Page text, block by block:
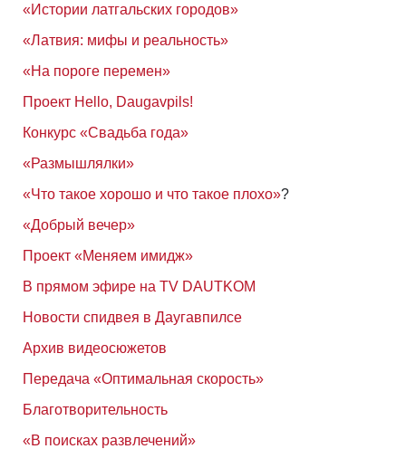
«Истории латгальских городов»
«Латвия: мифы и реальность»
«На пороге перемен»
Проект Hello, Daugavpils!
Конкурс «Свадьба года»
«Размышлялки»
«Что такое хорошо и что такое плохо»?
«Добрый вечер»
Проект «Меняем имидж»
В прямом эфире на TV DAUTKOM
Новости спидвея в Даугавпилсе
Архив видеосюжетов
Передача «Оптимальная скорость»
Благотворительность
«В поисках развлечений»